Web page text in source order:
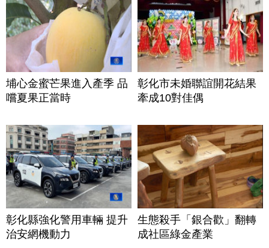
埔心金蜜芒果進入產季 品
嚐夏果正當時
彰化市未婚聯誼開花結果
牽成10對佳偶
彰化縣強化警用車輛 提升
治安網機動力
生態殺手「銀合歡」翻轉
成社區綠金產業